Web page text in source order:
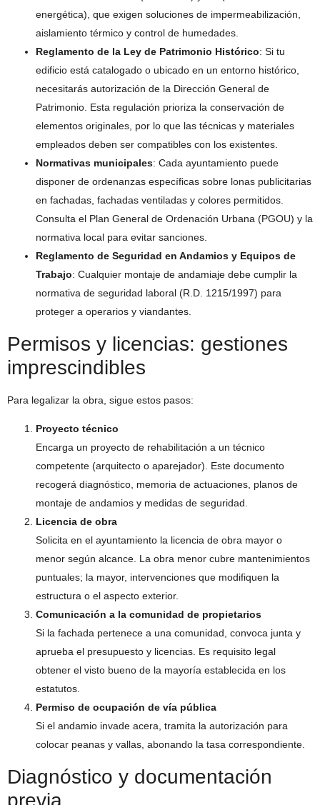
energética), que exigen soluciones de impermeabilización,
aislamiento térmico y control de humedades.
Reglamento de la Ley de Patrimonio Histórico: Si tu
edificio está catalogado o ubicado en un entorno histórico,
necesitarás autorización de la Dirección General de
Patrimonio. Esta regulación prioriza la conservación de
elementos originales, por lo que las técnicas y materiales
empleados deben ser compatibles con los existentes.
Normativas municipales: Cada ayuntamiento puede
disponer de ordenanzas específicas sobre lonas publicitarias
en fachadas, fachadas ventiladas y colores permitidos.
Consulta el Plan General de Ordenación Urbana (PGOU) y la
normativa local para evitar sanciones.
Reglamento de Seguridad en Andamios y Equipos de
Trabajo: Cualquier montaje de andamiaje debe cumplir la
normativa de seguridad laboral (R.D. 1215/1997) para
proteger a operarios y viandantes.
Permisos y licencias: gestiones
imprescindibles
Para legalizar la obra, sigue estos pasos:
Proyecto técnico
Encarga un proyecto de rehabilitación a un técnico
competente (arquitecto o aparejador). Este documento
recogerá diagnóstico, memoria de actuaciones, planos de
montaje de andamios y medidas de seguridad.
Licencia de obra
Solicita en el ayuntamiento la licencia de obra mayor o
menor según alcance. La obra menor cubre mantenimientos
puntuales; la mayor, intervenciones que modifiquen la
estructura o el aspecto exterior.
Comunicación a la comunidad de propietarios
Si la fachada pertenece a una comunidad, convoca junta y
aprueba el presupuesto y licencias. Es requisito legal
obtener el visto bueno de la mayoría establecida en los
estatutos.
Permiso de ocupación de vía pública
Si el andamio invade acera, tramita la autorización para
colocar peanas y vallas, abonando la tasa correspondiente.
Diagnóstico y documentación
previa